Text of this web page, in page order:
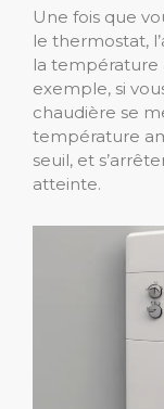
Une fois que
le thermostat,
la température
exemple, si
chaudière se
température
seuil, et
atteinte.